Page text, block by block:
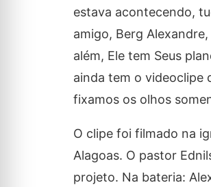
estava acontecendo,
amigo, Berg
além, Ele tem Seus
ainda tem o videoclipe
fixamos os olhos
O clipe foi filmado na
Alagoas. O pastor
projeto. Na bateria: